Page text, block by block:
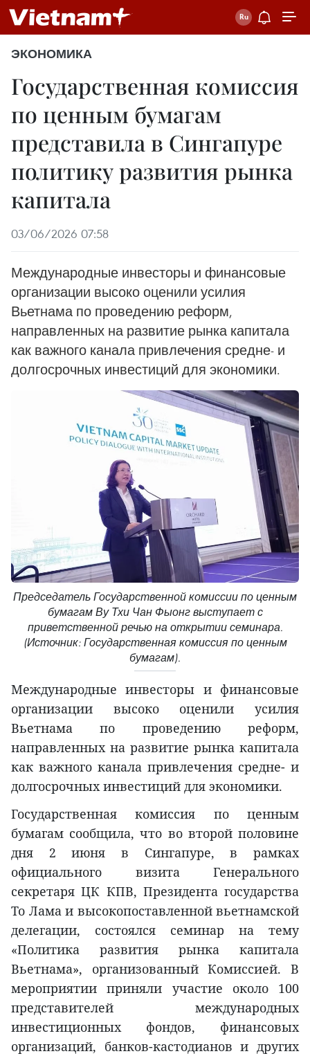
ЭКОНОМИКА
Государственная комиссия
по ценным бумагам
представила в Сингапуре
политику развития рынка
капитала
03/06/2026 07:58
Международные инвесторы и финансовые
организации высоко оценили усилия
Вьетнама по проведению реформ,
направленных на развитие рынка капитала
как важного канала привлечения средне- и
долгосрочных инвестиций для экономики.
Председатель Государственной комиссии по ценным
бумагам Ву Тхи Чан Фыонг выступает с
приветственной речью на открытии семинара.
(Источник: Государственная комиссия по ценным
бумагам).
Международные инвесторы и финансовые
организации высоко оценили усилия
Вьетнама по проведению реформ,
направленных на развитие рынка капитала
как важного канала привлечения средне- и
долгосрочных инвестиций для экономики.
Государственная комиссия по ценным
бумагам сообщила, что во второй половине
дня 2 июня в Сингапуре, в рамках
официального визита Генерального
секретаря ЦК КПВ, Президента государства
То Лама и высокопоставленной вьетнамской
делегации, состоялся семинар на тему
«Политика развития рынка капитала
Вьетнама», организованный Комиссией. В
мероприятии приняли участие около 100
представителей международных
инвестиционных фондов, финансовых
организаций, банков-кастодианов и других